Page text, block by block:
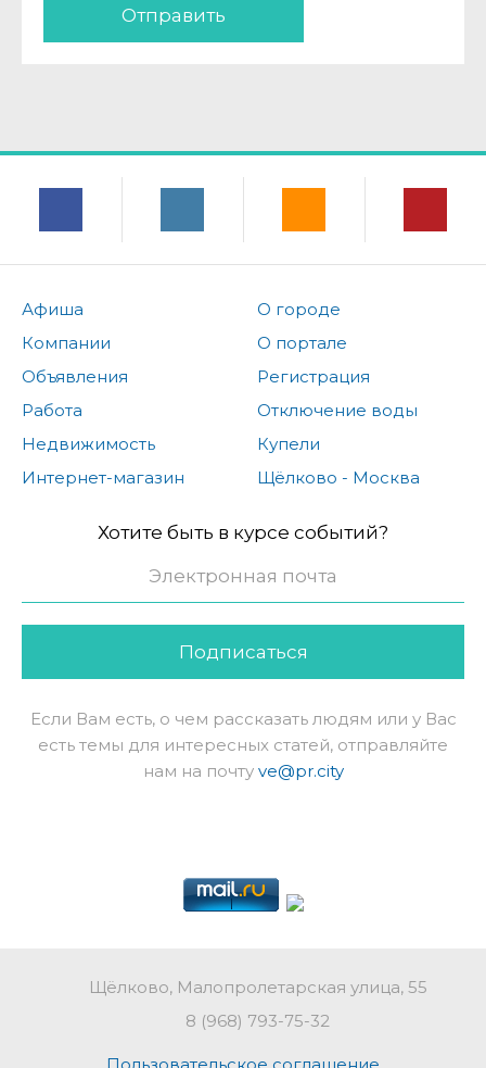
Отправить
Афиша
Компании
Объявления
Работа
Недвижимость
Интернет-магазин
О городе
О портале
Регистрация
Отключение воды
Купели
Щёлково - Москва
Хотите быть в курсе событий?
Подписаться
Если Вам есть, о чем рассказать людям или у Вас
есть темы для интересных статей, отправляйте
нам на почту ve@pr.city
Щёлково, Малопролетарская улица, 55
8 (968) 793-75-32